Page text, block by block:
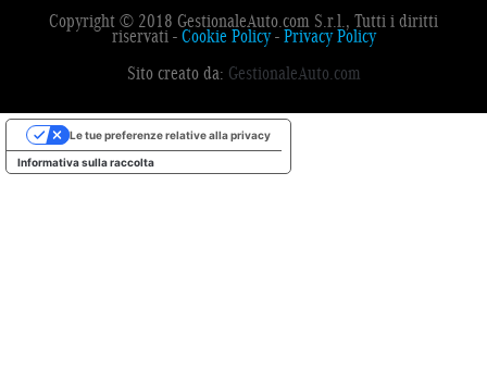
Copyright © 2018 GestionaleAuto.com S.r.l., Tutti i diritti
riservati -Cookie Policy-Privacy Policy
Sito creato da: GestionaleAuto.com
Informativa sulla raccolta
Le tue preferenze relative alla privacy